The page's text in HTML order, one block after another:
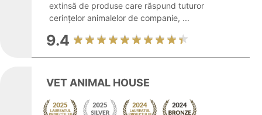
extinsă de produse care răspund tuturor
cerințelor animalelor de companie, ...
9.4
VET ANIMAL HOUSE